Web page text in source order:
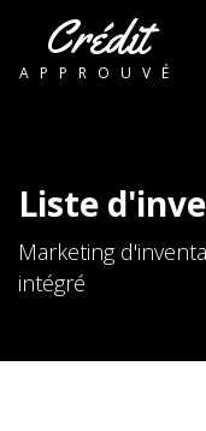
Crédit
APPROUVÉ
Liste
Marketing
intégré